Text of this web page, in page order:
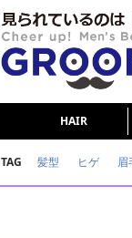
HAIR
TAG 髪型 ヒゲ 眉